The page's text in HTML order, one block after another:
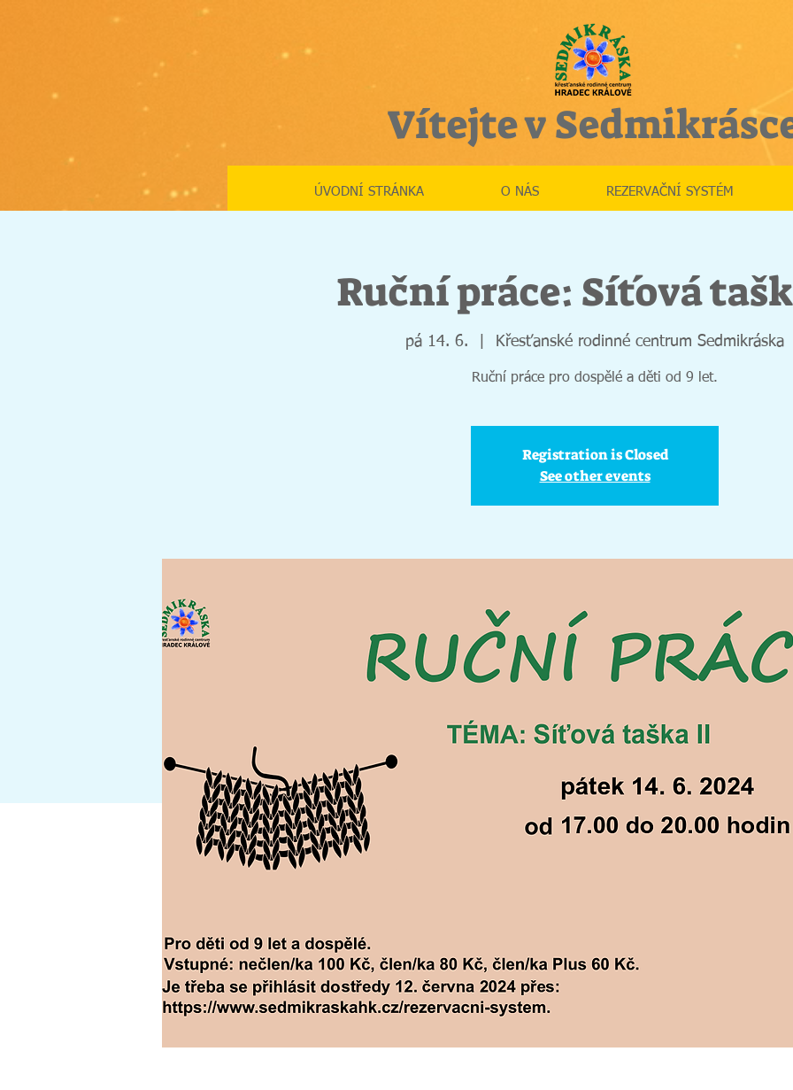
Vítejte v
ÚVODNÍ STRÁNKA O NÁS REZERVAČNÍ SYSTÉM
Ruční práce: Síťová
pá 14. 6. Křesťanské rodinné centrum Sedmikráska
Ruční práce pro dospělé a děti od 9 let.
Registration is Closed
See other events